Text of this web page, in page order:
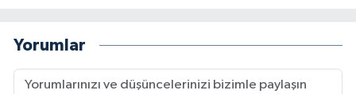
Yorumlar